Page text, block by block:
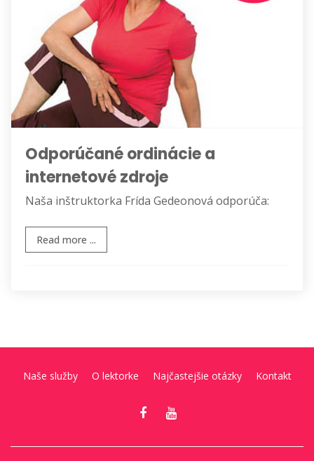
Odporúčané ordinácie a
internetové zdroje
Naša inštruktorka Frída Gedeonová odporúča:
Read more ...
Naše služby O lektorke Najčastejšie otázky Kontakt